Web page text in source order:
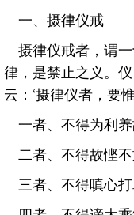
一、摄律仪戒
摄律仪戒者，谓
律，是禁止之义。
云：‘摄律仪者，要
一者、不得为利养
二者、不得故悭
三者、不得嗔心打